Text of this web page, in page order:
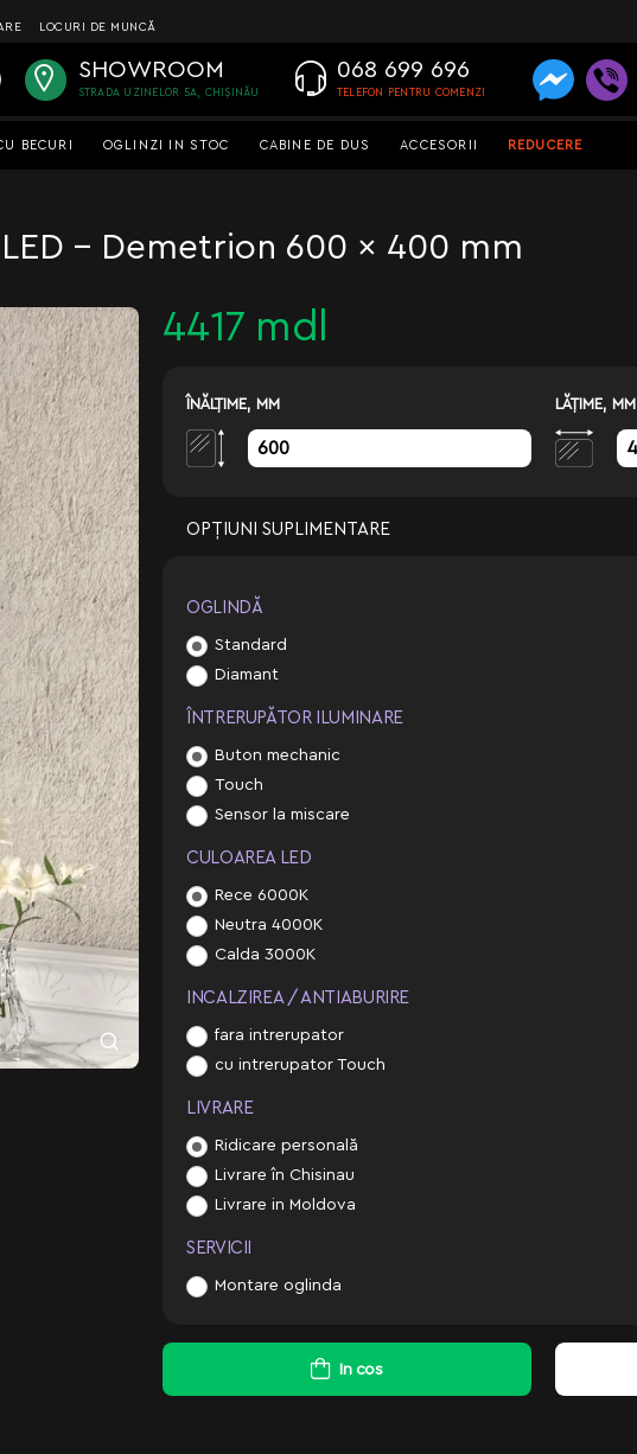
LOCURI DE MUNCĂ
SHOWROOM
STRADA UZINELOR 5A, CHIȘINĂU
068 699 696
TELEFON PENTRU COMENZI
BECURI OGLINZI IN STOC CABINE DE DUS ACCESORII REDUCERE
- Demetrion 600 x 400 mm
4417 mdl
ÎNĂLŢIME, MM LĂŢIME, MM
OPȚIUNI SUPLIMENTARE
OGLINDĂ
Standard
Diamant
ÎNTRERUPĂTOR ILUMINARE
Buton mechanic
Touch
Sensor la miscare
CULOAREA LED
Rece 6000K
Neutra 4000K
Calda 3000K
INCALZIREA / ANTIABURIRE
fara intrerupator
cu intrerupator Touch
LIVRARE
Ridicare personală
Livrare în Chisinau
Livrare in Moldova
SERVICII
Montare oglinda
In cos